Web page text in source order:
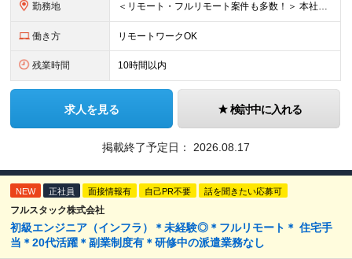
勤務地 ＜リモート・フルリモート案件も多数！＞ 本社または都内のクライアント先での勤務となります。 ■本社/東京都千代田区神田司町2-10-4 NOVEL WORK Kanda 3階 (変更の範囲)上記を除
働き方 リモートワークOK
残業時間 10時間以内
求人を見る 検討中に入れる
掲載終了予定日： 2026.08.17
NEW 正社員 面接情報有 自己PR不要 話を聞きたい応募可
フルスタック株式会社
初級エンジニア（インフラ）＊未経験◎＊フルリモート＊ 住宅手
当＊20代活躍＊副業制度有＊研修中の派遣業務なし